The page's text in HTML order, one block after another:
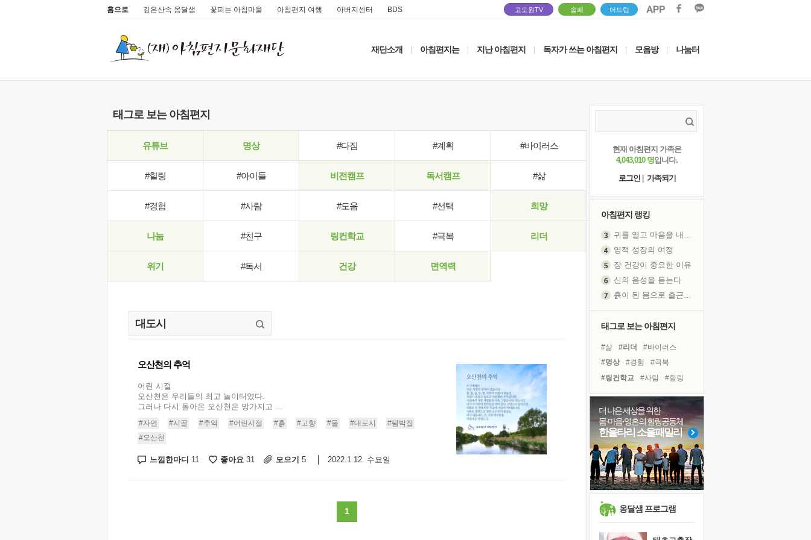
홈으로 깊은산속 옹달샘 꽃피는 아침마을 아침편지 여행 아버지센터 BDS 고도원TV 솔패 더드림
재단소개 아침편지는 지난 아침편지 독자가 쓰는 아침편지 모음방 나눔터
태그로 보는 아침편지
유튜브 명상 #다짐 #계획 #바이러스
#힐링 #아이들 비전캠프 독서캠프 #삶
#경험 #사람 #도움 #선택 희망
나눔 #친구 링컨학교 #극복 리더
위기 #독서 건강 면역력
오산천의 추억
어린 시절
오산천은 우리들의 최고 놀이터였다.
그러나 다시 돌아온 오산천은 망가지고 ...
#자연 #시골 #추억 #어린시절 #흙 #고향 #물 #대도시
#뜀박질
#오산천
느낌한마디 11 좋아요 31 모으기 5 2022.1.12. 수요일
1
현재 아침편지 가족은
4,043,010 명입니다.
로그인
가족되기
아침편지 랭킹
귀를 열고 마음을 내어주고
영적 성장의 여정
장 건강이 중요한 이유
신의 음성을 듣는다
흙이 된 몸으로 출근하는 여자
졸업식 사진을 보며
극심한 변비, 어깨결림, 수면 장애
아픈 아버지를 위한 공간 설계
슬럼프
보고 싶은 어머니
유년 시절의 부산 영도 바다
못된 꼰대들
희망이란
'모른다'는 것
태그로 보는 아침편지
#삶 #리더
#바이러스
#명상
#경험
#극복
#링컨학교
#사람
#힐링
#독서캠프
#선택
#친구
#다짐
#비전캠프
#아이들
#건강
#위기
#독서
#면역력
#계획
#나눔
더 나은 세상을 위한
몸·마음·영혼의 힐링공동체
한울타리 소울패밀리
옹달샘 프로그램